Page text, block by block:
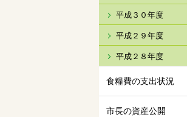
平成３０年度
平成２９年度
平成２８年度
食糧費の支出状況
市長の資産公開